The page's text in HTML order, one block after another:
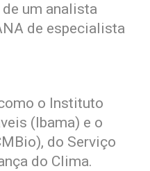
um analista
de especialista
o Instituto
(Ibama) e o
do Serviço
do Clima.